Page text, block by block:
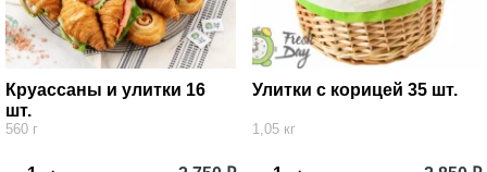
Круассаны и улитки 16
шт.
560 г
Улитки с корицей 35 шт.
1,05 кг